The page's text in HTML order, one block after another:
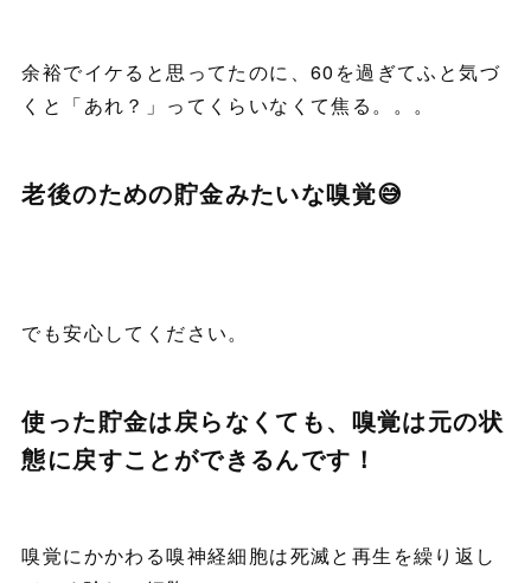
余裕でイケると思ってたのに、60を過ぎてふと気づ
くと「あれ？」ってくらいなくて焦る。。。
老後のための貯金みたいな嗅覚😅
でも安心してください。
使った貯金は戻らなくても、嗅覚は元の状
態に戻すことができるんです！
嗅覚にかかわる嗅神経細胞は死滅と再生を繰り返し